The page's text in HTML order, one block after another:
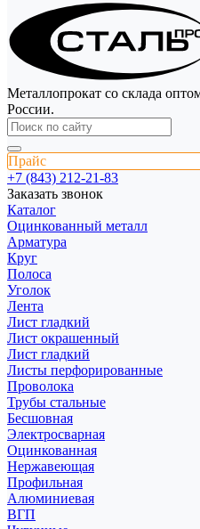
Металлопрокат со склада
России.
Прайс
+7 (843) 212-21-83
Заказать звонок
Каталог
Оцинкованный металл
Арматура
Круг
Полоса
Уголок
Лента
Лист гладкий
Лист окрашенный
Лист гладкий
Листы перфорированные
Проволока
Трубы стальные
Бесшовная
Электросварная
Оцинкованная
Нержавеющая
Профильная
Алюминиевая
ВГП